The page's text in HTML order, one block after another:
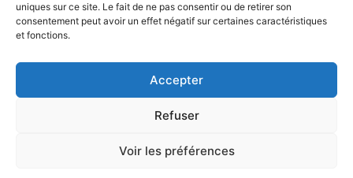
uniques sur ce site. Le fait de ne pas consentir ou de retirer son
consentement peut avoir un effet négatif sur certaines caractéristiques
et fonctions.
Accepter
Refuser
Voir les préférences
Mentions légales
Plan du site
Confidentialité